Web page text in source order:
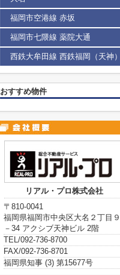
福岡市空港線 赤坂
福岡市七隈線 薬院大通
西鉄大牟田線 西鉄福岡（天神）
おすすめ物件
リアル・プロ株式会社
〒810-0041
福岡県福岡市中央区大名２丁目９
－34 アクシブ天神ビル 2階
TEL/092-736-8700
FAX/092-736-8701
福岡県知事 (3) 第15677号